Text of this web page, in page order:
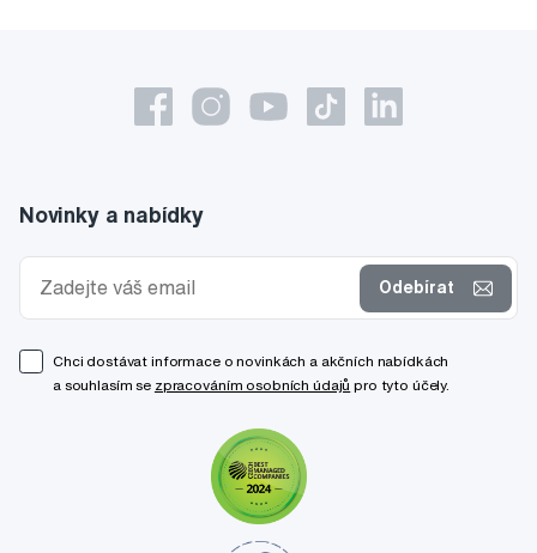
Novinky a nabídky
Odebírat
Chci dostávat informace o novinkách a akčních nabídkách
a souhlasím se zpracováním osobních údajů pro tyto účely.